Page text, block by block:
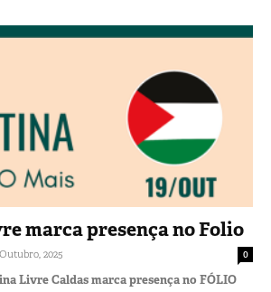
marca presença no Folio
2025 0
Livre Caldas marca presença no FÓLIO